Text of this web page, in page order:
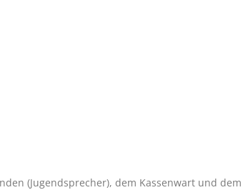
(Jugendsprecher), dem Kassenwart und dem